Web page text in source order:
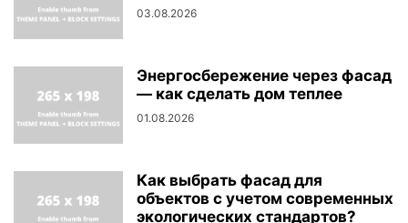
03.08.2026
Энергосбережение через фасад
— как сделать дом теплее
01.08.2026
Как выбрать фасад для
объектов с учетом современных
экологических стандартов?